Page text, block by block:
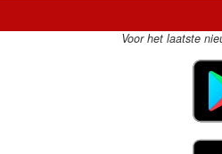
Voor het laatste